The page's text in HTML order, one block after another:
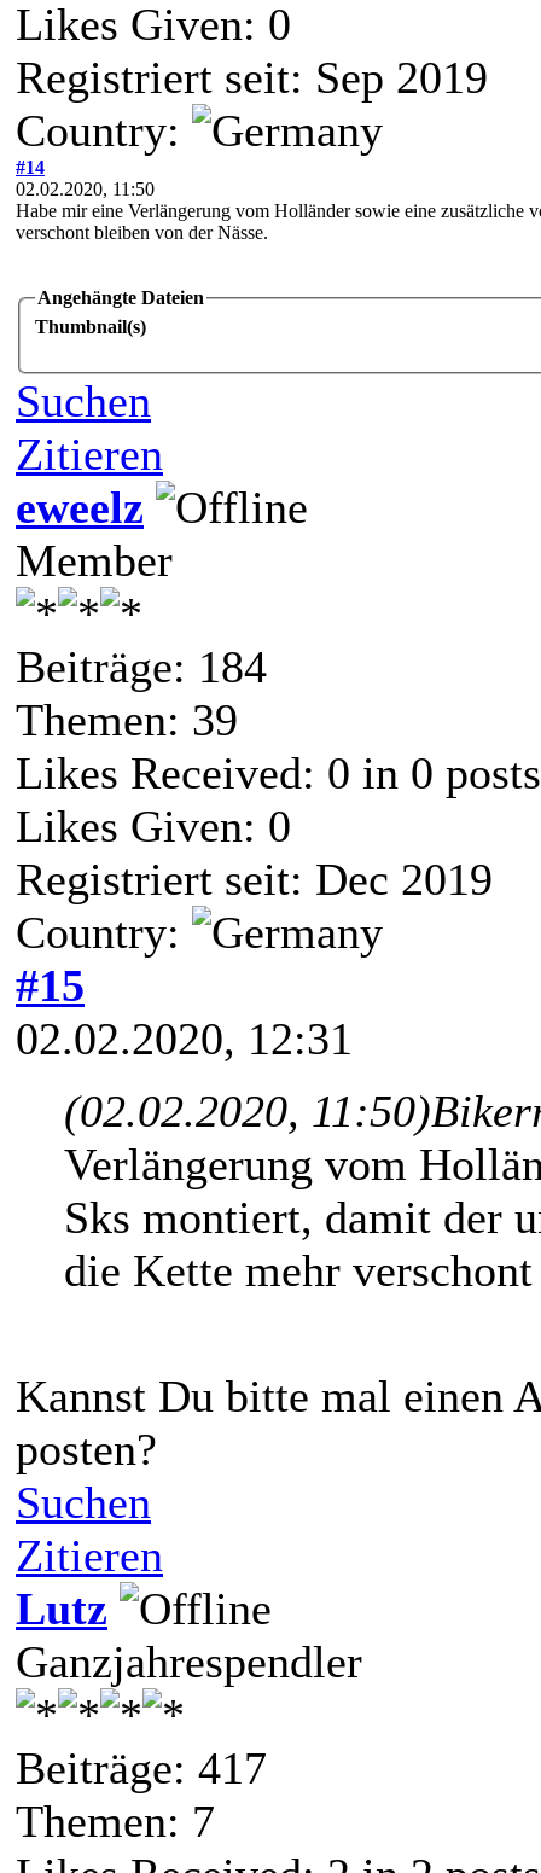
Likes Given: 0
Registriert seit: Sep 2019
Country:
#14
02.02.2020, 11:50
Habe mir eine Verlängerung vom Holländer sowie eine zusätzliche
verschont bleiben von der Nässe.
Angehängte Dateien
Thumbnail(s)
Suchen
Zitieren
eweelz
Member
Beiträge: 184
Themen: 39
Likes Received: 0 in 0 posts
Likes Given: 0
Registriert seit: Dec 2019
Country:
#15
02.02.2020, 12:31
(02.02.2020, 11:50)
Verlängerung vom
Sks montiert, damit der
die Kette mehr
Kannst Du bitte mal einen
posten?
Suchen
Zitieren
Lutz
Ganzjahrespendler
Beiträge: 417
Themen: 7